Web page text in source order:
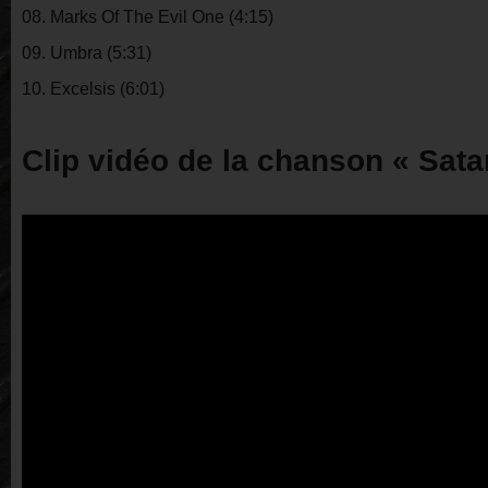
08. Marks Of The Evil One (4:15)
09. Umbra (5:31)
10. Excelsis (6:01)
Clip vidéo de la chanson «